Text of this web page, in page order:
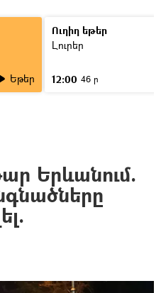
Եթեր
Ուղիղ եթեր
Լուրեր
12:00 46 ր
Երևանում.